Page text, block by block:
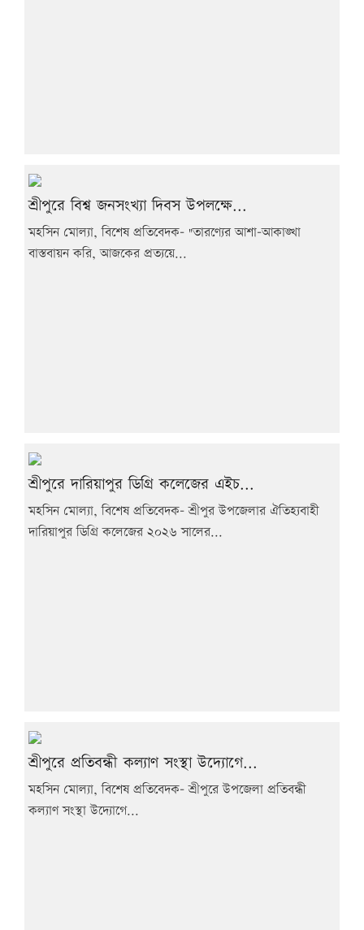
শ্রীপুরে বিশ্ব জনসংখ্যা দিবস উপলক্ষে...
মহসিন মোল্যা, বিশেষ প্রতিবেদক- "তারণ্যের আশা-আকাঙ্খা
বাস্তবায়ন করি, আজকের প্রত্যয়ে...
শ্রীপুরে দারিয়াপুর ডিগ্রি কলেজের এইচ...
মহসিন মোল্যা, বিশেষ প্রতিবেদক- শ্রীপুর উপজেলার ঐতিহ্যবাহী
দারিয়াপুর ডিগ্রি কলেজের ২০২৬ সালের...
শ্রীপুরে প্রতিবন্ধী কল্যাণ সংস্থা উদ্যোগে...
মহসিন মোল্যা, বিশেষ প্রতিবেদক- শ্রীপুরে উপজেলা প্রতিবন্ধী
কল্যাণ সংস্থা উদ্যোগে...